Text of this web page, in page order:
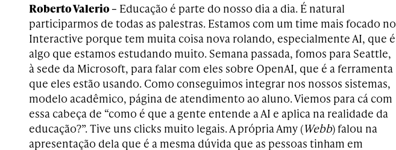
Roberto Valerio – Educação é parte do nosso dia a dia. É natural
participarmos de todas as palestras. Estamos com um time mais focado no
Interactive porque tem muita coisa nova rolando, especialmente AI, que é
algo que estamos estudando muito. Semana passada, fomos para Seattle,
à sede da Microsoft, para falar com eles sobre OpenAI, que é a ferramenta
que eles estão usando. Como conseguimos integrar nos nossos sistemas,
modelo acadêmico, página de atendimento ao aluno. Viemos para cá com
essa cabeça de “como é que a gente entende a AI e aplica na realidade da
educação?”. Tive uns clicks muito legais. A própria Amy (Webb) falou na
apresentação dela que é a mesma dúvida que as pessoas tinham em